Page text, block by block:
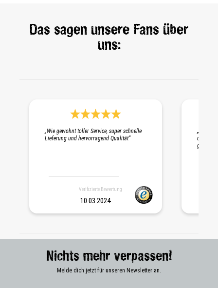
Das sagen unsere Fans über
uns:
„Wie gewohnt toller Service, super schnelle
Lieferung und hervorragend Qualität“
Verifizierte Bewertung
10.03.2024
die
gepackt.
Nichts mehr verpassen!
Melde dich jetzt für unseren Newsletter an.